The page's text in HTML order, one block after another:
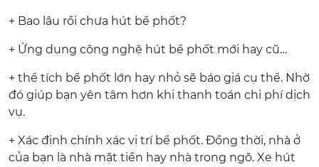
+ Bao lâu rồi chưa hút bể phốt?
+ Ứng dụng công nghệ hút bể phốt mới hay cũ…
+ thể tích bể phốt lớn hay nhỏ sẽ báo giá cụ thể. Nhờ
đó giúp bạn yên tâm hơn khi thanh toán chi phí dịch
vụ.
+ Xác định chính xác vị trí bể phốt. Đồng thời, nhà ở
của bạn là nhà mặt tiền hay nhà trong ngõ. Xe hút